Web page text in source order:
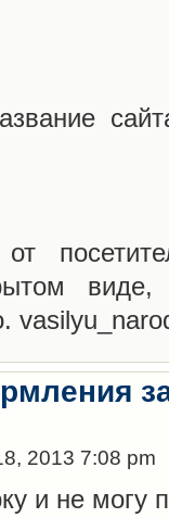
2013 7:08 pm
и не могу